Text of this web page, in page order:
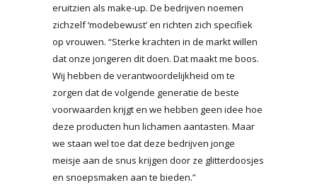
eruitzien als make-up. De bedrijven noemen
zichzelf ‘modebewust’ en richten zich specifiek
op vrouwen. “Sterke krachten in de markt willen
dat onze jongeren dit doen. Dat maakt me boos.
Wij hebben de verantwoordelijkheid om te
zorgen dat de volgende generatie de beste
voorwaarden krijgt en we hebben geen idee hoe
deze producten hun lichamen aantasten. Maar
we staan wel toe dat deze bedrijven jonge
meisje aan de snus krijgen door ze glitterdoosjes
en snoepsmaken aan te bieden.”